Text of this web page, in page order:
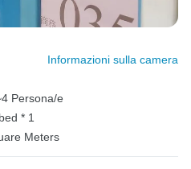
Informazioni sulla camera
Persona/e
* 1
Meters